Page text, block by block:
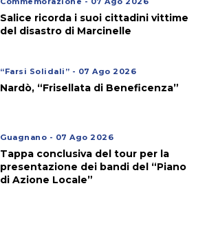
Salice ricorda i suoi cittadini vittime
del disastro di Marcinelle
“Farsi Solidali” - 07 Ago 2026
Nardò, “Frisellata di Beneficenza”
Guagnano - 07 Ago 2026
Tappa conclusiva del tour per la
presentazione dei bandi del “Piano
di Azione Locale”